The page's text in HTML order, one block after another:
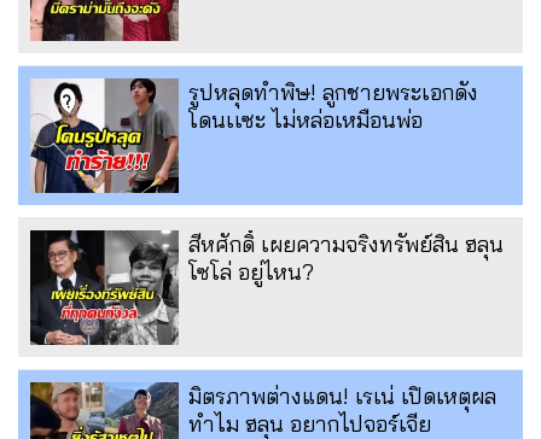
รูปหลุดทำพิษ! ลูกชายพระเอกดัง
โดนเเซะ ไม่หล่อเหมือนพ่อ
สีหศักดิ์ เผยความจริงทรัพย์สิน ฮลุน
โซโล่ อยู่ไหน?
มิตรภาพต่างแดน! เรเน่ เปิดเหตุผล
ทำไม ฮลุน อยากไปจอร์เจีย